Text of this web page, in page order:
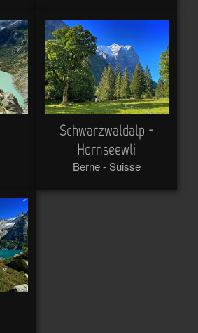
Schwarzwaldalp -
Hornseewli
Berne - Suisse